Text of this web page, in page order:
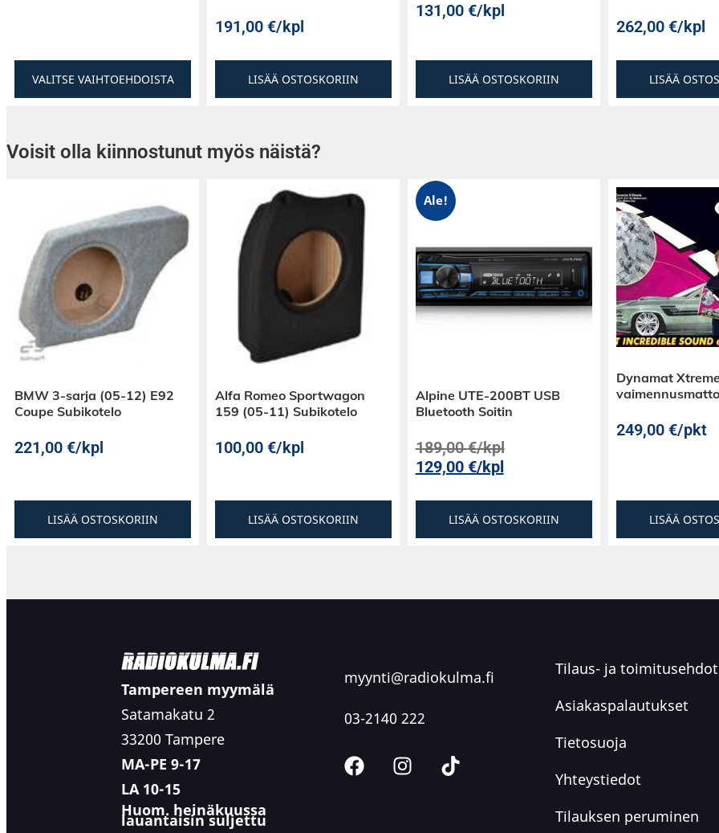
VALITSE VAIHTOEHDOISTA
191,00 €/kpl
LISÄÄ OSTOSKORIIN
131,00 €/kpl
LISÄÄ OSTOSKORIIN
262,00 €/kpl
LISÄÄ
Voisit olla kiinnostunut myös näistä?
BMW 3-sarja (05-12) E92
Coupe Subikotelo
221,00 €/kpl
LISÄÄ OSTOSKORIIN
Alfa Romeo Sportwagon
159 (05-11) Subikotelo
100,00 €/kpl
LISÄÄ OSTOSKORIIN
Ale!
Alpine UTE-200BT USB
Bluetooth Soitin
189,00€/kpl
129,00 €/kpl
LISÄÄ OSTOSKORIIN
Dynamat
vaimennusmatto
249,00 €/pkt
LISÄÄ
Tampereen myymälä
Satamakatu 2
33200 Tampere
MA-PE 9-17
LA 10-15
Huom. heinäkuussa
lauantaisin suljettu
myynti@radiokulma.fi
03-2140 222
Tilaus- ja toimitusehdot
Asiakaspalautukset
Tietosuoja
Yhteystiedot
Tilauksen peruminen